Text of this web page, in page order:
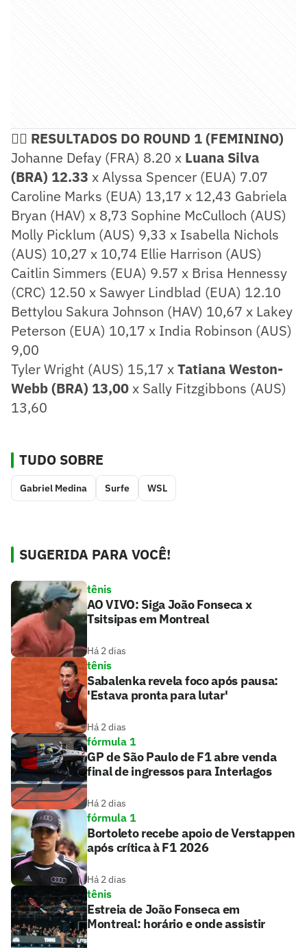
🏄‍♀️ RESULTADOS DO ROUND 1 (FEMININO)
Johanne Defay (FRA) 8.20 x Luana Silva
(BRA) 12.33 x Alyssa Spencer (EUA) 7.07
Caroline Marks (EUA) 13,17 x 12,43 Gabriela
Bryan (HAV) x 8,73 Sophine McCulloch (AUS)
Molly Picklum (AUS) 9,33 x Isabella Nichols
(AUS) 10,27 x 10,74 Ellie Harrison (AUS)
Caitlin Simmers (EUA) 9.57 x Brisa Hennessy
(CRC) 12.50 x Sawyer Lindblad (EUA) 12.10
Bettylou Sakura Johnson (HAV) 10,67 x Lakey
Peterson (EUA) 10,17 x India Robinson (AUS)
9,00
Tyler Wright (AUS) 15,17 xTatiana Weston-
Webb (BRA) 13,00x Sally Fitzgibbons (AUS)
13,60
TUDO SOBRE
Gabriel Medina Surfe WSL
SUGERIDA PARA VOCÊ!
tênis
AO VIVO: Siga João Fonseca x
Tsitsipas em Montreal
Há 2 dias
tênis
Sabalenka revela foco após pausa:
'Estava pronta para lutar'
Há 2 dias
fórmula 1
GP de São Paulo de F1 abre venda
final de ingressos para Interlagos
Há 2 dias
fórmula 1
Bortoleto recebe apoio de Verstappen
após crítica à F1 2026
Há 2 dias
tênis
Estreia de João Fonseca em
Montreal: horário e onde assistir